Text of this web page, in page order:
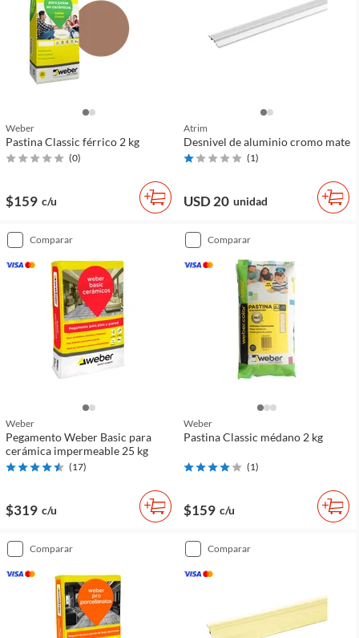
Weber
Pastina Classic férrico 2 kg
(0)
$159 c/u
Atrim
Desnivel de aluminio cromo mate
(1)
USD 20 unidad
comparar
Weber
Pegamento Weber Basic para
cerámica impermeable 25 kg
(17)
$319 c/u
comparar
Weber
Pastina Classic médano 2 kg
(1)
$159 c/u
comparar comparar